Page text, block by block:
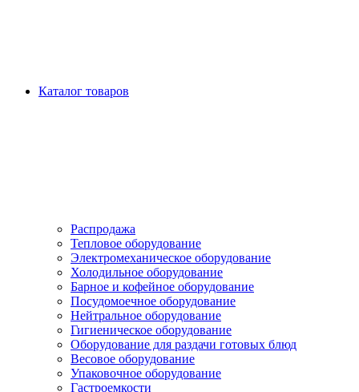
Каталог товаров
Распродажа
Тепловое оборудование
Электромеханическое оборудование
Холодильное оборудование
Барное и кофейное оборудование
Посудомоечное оборудование
Нейтральное оборудование
Гигиеническое оборудование
Оборудование для раздачи готовых блюд
Весовое оборудование
Упаковочное оборудование
Гастроемкости